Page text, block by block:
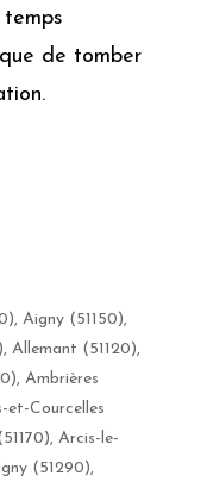
de tomber
Aigny (51150),
Allemant (51120),
Ambrières
et-Courcelles
Arcis-le-
(51290),